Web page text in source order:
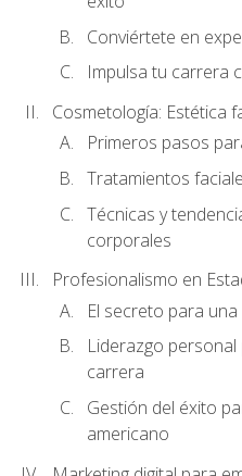
Conviértete en
Impulsa tu carrera
Cosmetología: Estética
Primeros pasos
Tratamientos
Técnicas y
corporales
Profesionalismo en
El secreto para
Liderazgo
carrera
Gestión del éxito
americano